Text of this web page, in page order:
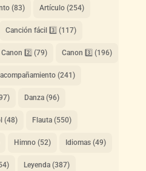
(83) Artículo(254)
Canción fácil 3️⃣ (117)
Canon 2️⃣ (79) Canon 3️⃣ (196)
(241)
Danza(96)
(48) Flauta(550)
Himno(52) Idiomas(49)
Leyenda(387)